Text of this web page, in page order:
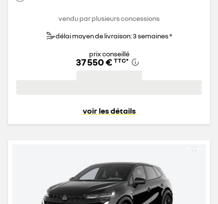
vendu par plusieurs concessions
délai moyen de livraison: 3 semaines *
prix conseillé
37 550 € TTC*
voir les détails